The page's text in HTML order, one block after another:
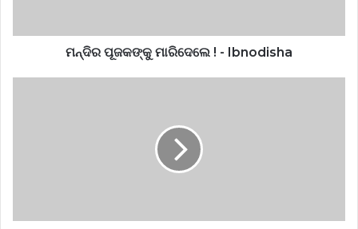
ମନ୍ଦିର ପୂଜକଙ୍କୁ ମାରିଦେଲେ ! - Ibnodisha